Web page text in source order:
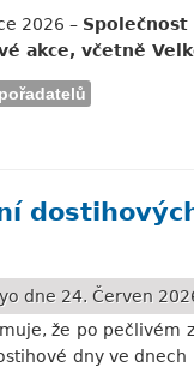
2026 –
akce, včetně
dne 24. Červen
že po
dny ve